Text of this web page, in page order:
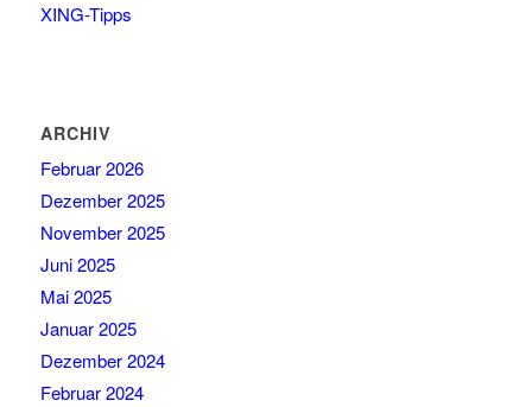
XING-Tipps
ARCHIV
Februar 2026
Dezember 2025
November 2025
Juni 2025
Mai 2025
Januar 2025
Dezember 2024
Februar 2024